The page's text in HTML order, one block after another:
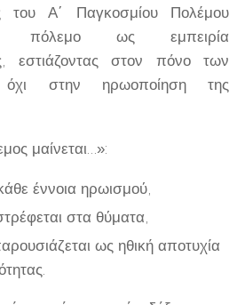
του Α΄ Παγκοσμίου Πολέμου
πόλεμο ως εμπειρία
εστιάζοντας στον πόνο των
όχι στην ηρωοποίηση της
μαίνεται…»:
έννοια ηρωισμού,
στα θύματα,
ως ηθική αποτυχία